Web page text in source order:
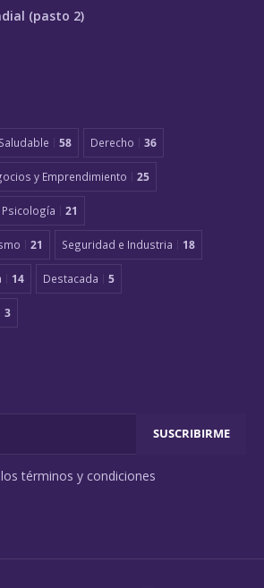
(pasto 2)
58 Derecho 36
y Emprendimiento 25
Psicología 21
21 Seguridad e Industria 18
14 Destacada 5
3
términos y condiciones